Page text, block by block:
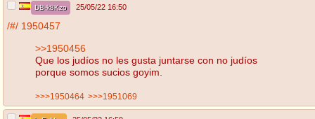
DB-k8Kzo 25/05/22 16:50
/#/ 1950457
>>1950456
Que los judíos no les gusta juntarse con no judíos
porque somos sucios goyim.
>>>1950464 >>>1951069